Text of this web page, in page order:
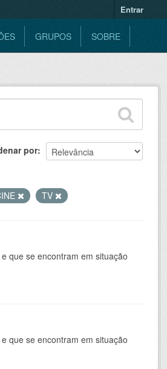
Entrar
GRUPOS SOBRE
por
TV
que se encontram em situação
que se encontram em situação